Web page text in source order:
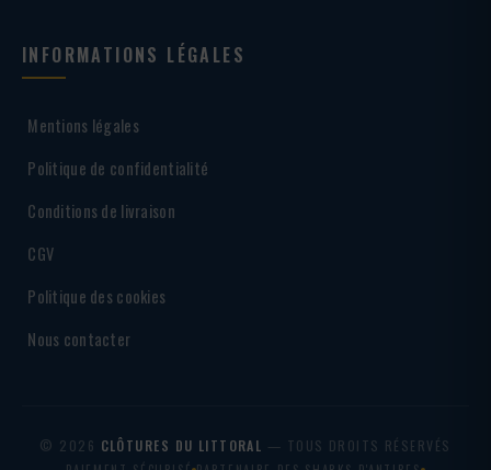
INFORMATIONS LÉGALES
Mentions légales
Politique de confidentialité
Conditions de livraison
CGV
Politique des cookies
Nous contacter
© 2026 CLÔTURES DU LITTORAL — TOUS DROITS RÉSERVÉS